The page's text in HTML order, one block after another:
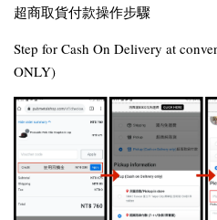
超商取貨付款操作步驟
Step for Cash On Delivery at
ONLY)